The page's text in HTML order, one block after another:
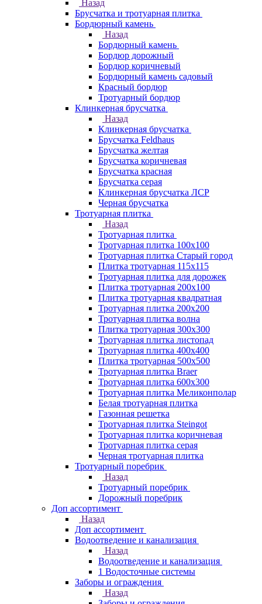
Назад
Брусчатка и тротуарная плитка
Бордюрный камень
Назад
Бордюрный камень
Бордюр дорожный
Бордюр коричневый
Бордюрный камень садовый
Красный бордюр
Тротуарный бордюр
Клинкерная брусчатка
Назад
Клинкерная брусчатка
Брусчатка Feldhaus
Брусчатка желтая
Брусчатка коричневая
Брусчатка красная
Брусчатка серая
Клинкерная брусчатка ЛСР
Черная брусчатка
Тротуарная плитка
Назад
Тротуарная плитка
Тротуарная плитка 100x100
Тротуарная плитка Старый город
Плитка тротуарная 115x115
Тротуарная плитка для дорожек
Плитка тротуарная 200х100
Плитка тротуарная квадратная
Тротуарная плитка 200х200
Тротуарная плитка волна
Плитка тротуарная 300х300
Тротуарная плитка листопад
Тротуарная плитка 400х400
Плитка тротуарная 500x500
Тротуарная плитка Braer
Тротуарная плитка 600х300
Тротуарная плитка Меликонполар
Белая тротуарная плитка
Газонная решетка
Тротуарная плитка Steingot
Тротуарная плитка коричневая
Тротуарная плитка серая
Черная тротуарная плитка
Тротуарный поребрик
Назад
Тротуарный поребрик
Дорожный поребрик
Доп ассортимент
Назад
Доп ассортимент
Водоотведение и канализация
Назад
Водоотведение и канализация
1 Водосточные системы
Заборы и ограждения
Назад